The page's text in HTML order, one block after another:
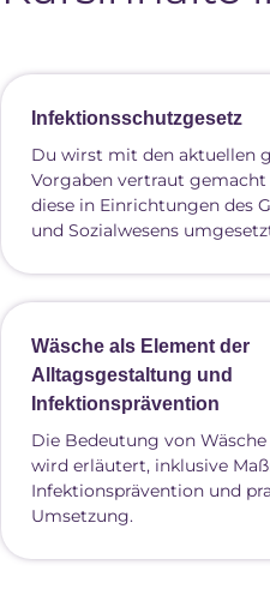
Infektionsschutzgesetz
Du wirst mit den aktuellen
Vorgaben vertraut
diese in Einrichtungen des
und Sozialwesens
Wäsche als Element der
Alltagsgestaltung und
Infektionsprävention
Die Bedeutung von
wird erläutert, inklusive
Infektionsprävention und
Umsetzung.